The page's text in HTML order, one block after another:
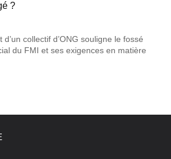
?
collectif d’ONG souligne le fossé
du FMI et ses exigences en matière